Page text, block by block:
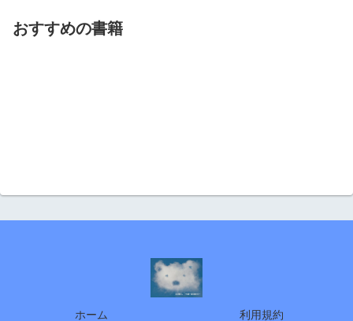
おすすめの書籍
ホーム 利用規約